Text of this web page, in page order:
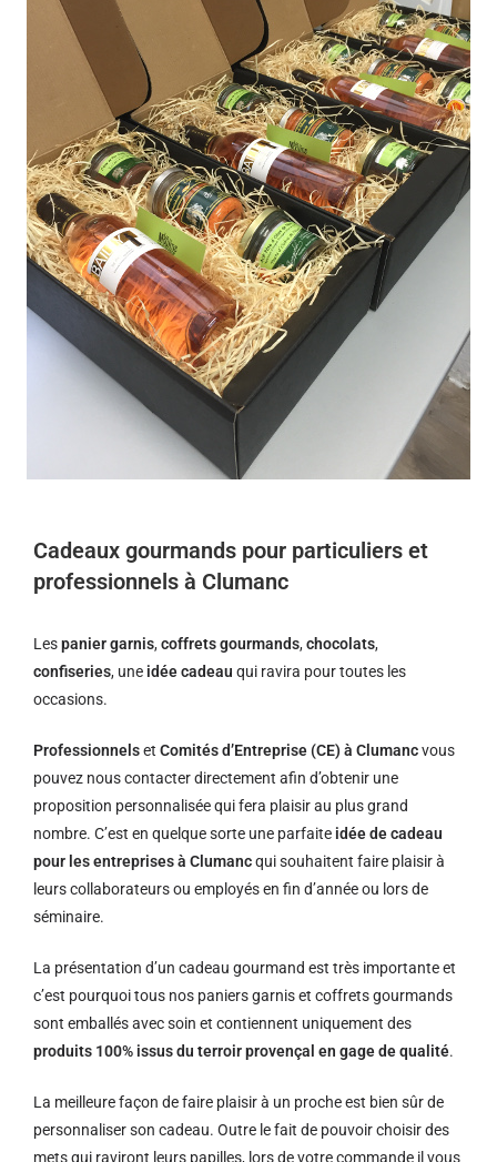
Cadeaux gourmands pour particuliers et
professionnels à Clumanc
Lespanier garnis,coffrets gourmands,chocolats,
confiseries, une idée cadeau qui ravira pour toutes les
occasions.
Professionnelset Comités d’Entreprise (CE) à Clumancvous
pouvez nous contacter directement afin d’obtenir une
proposition personnalisée qui fera plaisir au plus grand
nombre. C’est en quelque sorte une parfaite idée de cadeau
pour les entreprises à Clumancqui souhaitent faire plaisir à
leurs collaborateurs ou employés en fin d’année ou lors de
séminaire.
La présentation d’un cadeau gourmand est très importante et
c’est pourquoi tous nos paniers garnis et coffrets gourmands
sont emballés avec soin et contiennent uniquement des
produits 100% issus du terroir provençal en gage de qualité.
La meilleure façon de faire plaisir à un proche est bien sûr de
personnaliser son cadeau. Outre le fait de pouvoir choisir des
mets qui raviront leurs papilles, lors de votre commande il vous